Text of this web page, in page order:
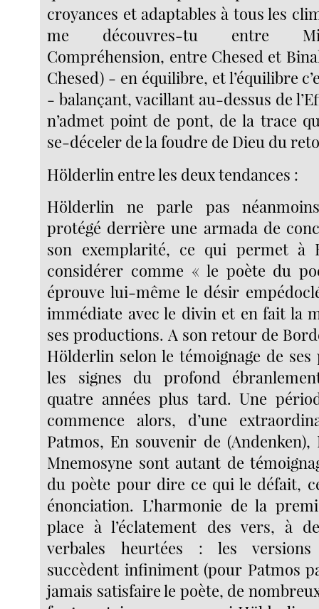
croyances et adaptables à tous les
me découvres-tu entre
Compréhension, entre Chesed et
Chesed) - en équilibre, et l’équilibre
- balançant, vacillant au-dessus de
n’admet point de pont, de la trace
se-déceler de la foudre de Dieu du
Hölderlin entre les deux tendances :
Hölderlin ne parle pas
protégé derrière une armada de
son exemplarité, ce qui permet à
considérer comme « le poète du
éprouve lui-même le désir
immédiate avec le divin et en fait la
ses productions. A son retour de
Hölderlin selon le témoignage de
les signes du profond
quatre années plus tard. Une
commence alors, d’une
Patmos, En souvenir de (Andenken),
Mnemosyne sont autant de
du poète pour dire ce qui le défait,
énonciation. L’harmonie de la
place à l’éclatement des vers, à
verbales heurtées : les
succèdent infiniment (pour Patmos
jamais satisfaire le poète, de